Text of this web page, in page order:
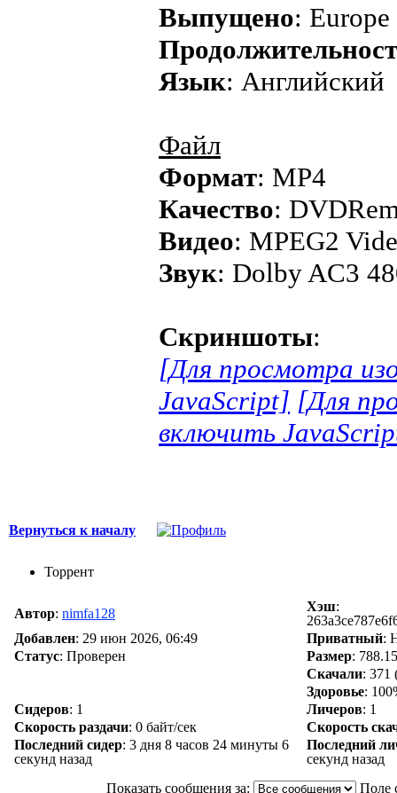
Выпущено:
Язык: Английский
Файл
Формат: MP4
Качество:
Видео: MPEG2
Звук: Dolby AC3
Скриншоты:
[Для просмотра
JavaScript] [Для
включить
Вернуться к началу
Торрент
Автор: nimfa128 Хэш:
Добавлен: 29 июн 2026, 06:49 Приватный:
Статус: Проверен Размер:
Скачали: 371
Здоровье:
Сидеров: 1 Личеров: 1
Скорость раздачи: 0 байт/сек
Скорость
Последний сидер: 3 дня 8 часов 24 минуты 6
секунд назад
Последний
секунд назад
Показать сообщения за:
Поле